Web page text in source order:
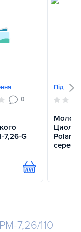
0
7,26-G
Купити
Під
Молот
Polanik
7,26/110